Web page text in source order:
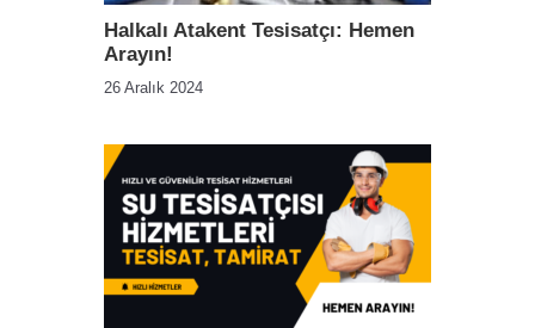
Halkalı Atakent Tesisatçı: Hemen
Arayın!
26 Aralık 2024